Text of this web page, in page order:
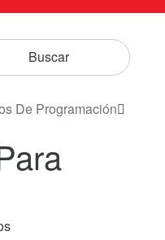
Buscar
De Programación